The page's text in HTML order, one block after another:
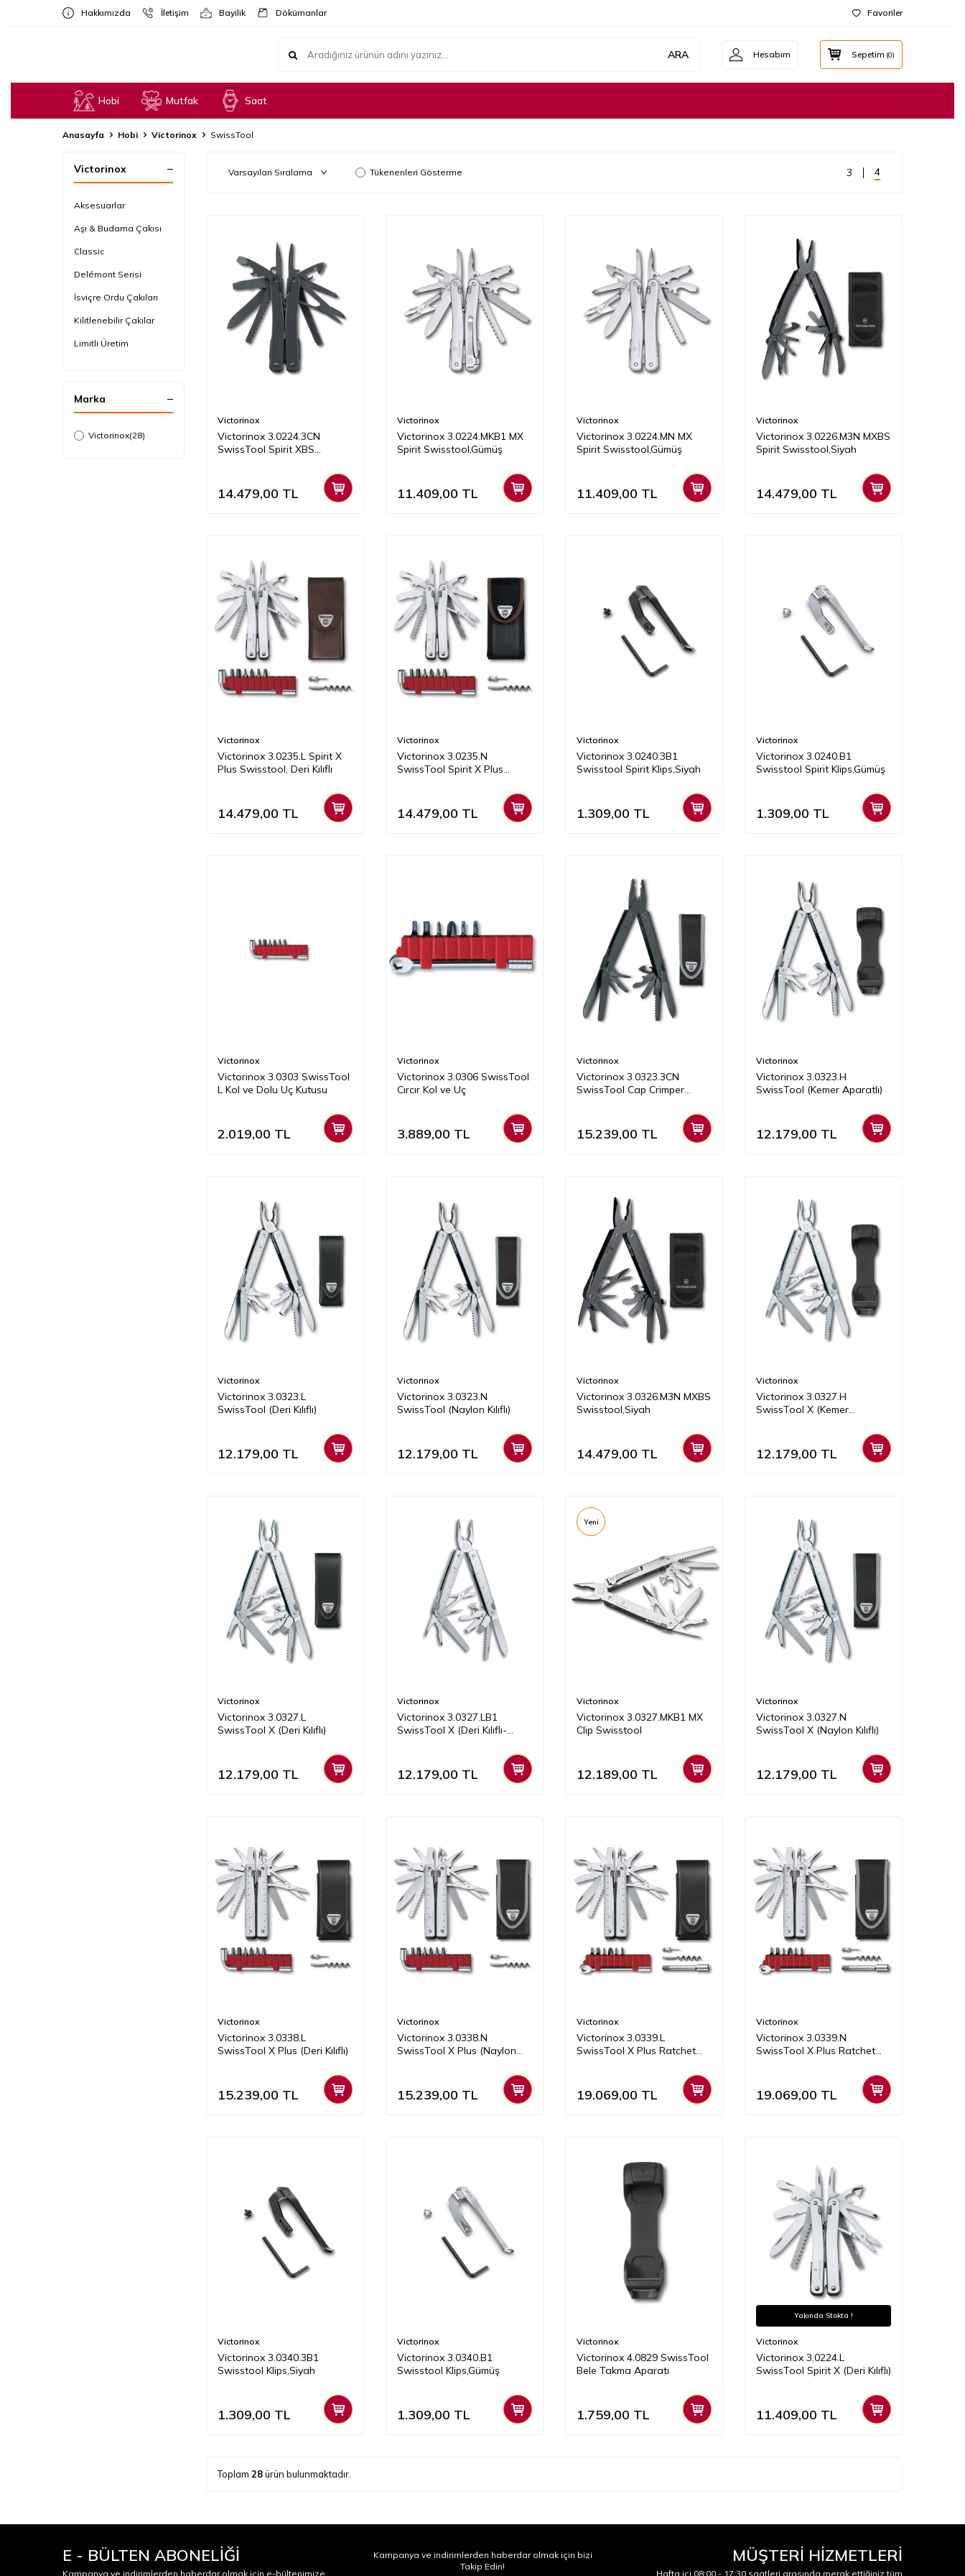
Hakkımızda İletişim Bayilik Dökümanlar Favoriler
ARA Hesabım Sepetim (0)
Hobi Mutfak Saat
Anasayfa Hobi Victorinox SwissTool
Victorinox
Aksesuarlar
Aşı & Budama Çakısı
Classic
Delémont Serisi
İsviçre Ordu Çakıları
Kilitlenebilir Çakılar
Limitli Üretim
Outdoor Bıçaklar
SwissCard
Marka
Victorinox(28)
Tükenenleri Gösterme 3 4
Victorinox
Victorinox 3.0224.3CN
SwissTool Spirit XBS
14.479,00 TL
Victorinox
Victorinox 3.0224.MKB1 MX
Spirit Swisstool,Gümüş
11.409,00 TL
Victorinox
Victorinox 3.0224.MN MX
Spirit Swisstool,Gümüş
11.409,00 TL
Victorinox
Victorinox 3.0226.M3N MXBS
Spirit Swisstool,Siyah
14.479,00 TL
Victorinox
Victorinox 3.0235.L Spirit X
Plus Swisstool, Deri Kılıflı
14.479,00 TL
Victorinox
​Victorinox 3.0235.N
SwissTool Spirit X Plus
14.479,00 TL
Victorinox
Victorinox 3.0240.3B1
Swisstool Spirit Klips,Siyah
1.309,00 TL
Victorinox
Victorinox 3.0240.B1
Swisstool Spirit Klips,Gümüş
1.309,00 TL
Victorinox
Victorinox 3.0303 SwissTool
L Kol ve Dolu Uç Kutusu
2.019,00 TL
Victorinox
Victorinox 3.0306 SwissTool
Cırcır Kol ve Uç
3.889,00 TL
Victorinox
Victorinox 3.0323.3CN
SwissTool Cap Crimper
15.239,00 TL
Victorinox
Victorinox 3.0323.H
SwissTool (Kemer Aparatlı)
12.179,00 TL
Victorinox
Victorinox 3.0323.L
SwissTool (Deri Kılıflı)
12.179,00 TL
Victorinox
Victorinox 3.0323.N
SwissTool (Naylon Kılıflı)
12.179,00 TL
Victorinox
Victorinox 3.0326.M3N MXBS
Swisstool,Siyah
14.479,00 TL
Victorinox
Victorinox 3.0327.H
SwissTool X (Kemer
12.179,00 TL
Victorinox
Victorinox 3.0327.L
SwissTool X (Deri Kılıflı)
12.179,00 TL
Victorinox
Victorinox 3.0327.LB1
SwissTool X (Deri Kılıflı-
12.179,00 TL
Yeni
Victorinox
Victorinox 3.0327.MKB1 MX
Clip Swisstool
12.189,00 TL
Victorinox
Victorinox 3.0327.N
SwissTool X (Naylon Kılıflı)
12.179,00 TL
Victorinox
Victorinox 3.0338.L
SwissTool X Plus (Deri Kılıflı)
15.239,00 TL
Victorinox
Victorinox 3.0338.N
SwissTool X Plus (Naylon
15.239,00 TL
Victorinox
Victorinox 3.0339.L
SwissTool X Plus Ratchet
19.069,00 TL
Victorinox
Victorinox 3.0339.N
SwissTool X Plus Ratchet
19.069,00 TL
Victorinox
Victorinox 3.0340.3B1
Swisstool Klips,Siyah
1.309,00 TL
Victorinox
Victorinox 3.0340.B1
Swisstool Klips,Gümüş
1.309,00 TL
Victorinox
Victorinox 4.0829 SwissTool
Bele Takma Aparatı
1.759,00 TL
Yakında Stokta !
Victorinox
Victorinox 3.0224.L
SwissTool Spirit X (Deri Kılıflı)
11.409,00 TL
Toplam 28ürün bulunmaktadır.
E - BÜLTEN ABONELİĞİ
Kampanya ve indirimlerden haberdar olmak için e-bültenimize
Kampanya ve indirimlerden haberdar olmak için bizi
Takip Edin!
MÜŞTERİ HİZMETLERİ
Hafta içi 08:00 - 17:30 saatleri arasında merak ettiğiniz tüm